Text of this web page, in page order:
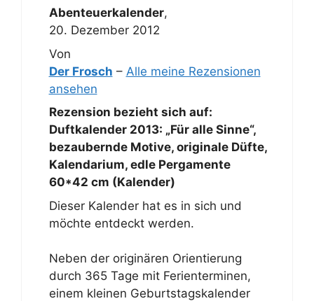
Abenteuerkalender,
20. Dezember 2012
Von
Der Frosch – Alle meine Rezensionen
ansehen
Rezension bezieht sich auf:
Duftkalender 2013: „Für alle Sinne“,
bezaubernde Motive, originale Düfte,
Kalendarium, edle Pergamente
60*42 cm (Kalender)
Dieser Kalender hat es in sich und
möchte entdeckt werden.
Neben der originären Orientierung
durch 365 Tage mit Ferienterminen,
einem kleinen Geburtstagskalender